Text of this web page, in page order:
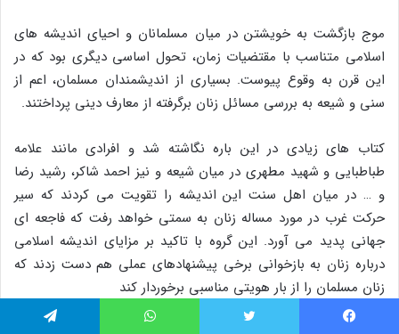
موج بازگشت به خویشتن در میان مسلمانان و احیای اندیشه‌ های
اسلامی متناسب با مقتضیات زمان، تحول اساسی دیگری بود که در
این قرن به وقوع پیوست. بسیاری از اندیشمندان مسلمان، اعم از
سنی و شیعه به بررسی مسائل زنان برگرفته از معارف دینی پرداختند.
کتاب‌ های زیادی در این باره نگاشته شد و افرادی مانند علامه
طباطبایی و شهید مطهری در میان شیعه و نیز احمد شاکر، رشید رضا
و … در میان اهل سنت این اندیشه را تقویت می‌ کردند که سیر
حرکت غرب در مورد مساله زنان به سمتی خواهد رفت که فاجعه‌ ای
جهانی پدید می‌ آورد. این گروه با تاکید بر مزایای اندیشه اسلامی
درباره زنان به بازخوانی برخی پیشنهادهای عملی هم دست زدند که
زنان مسلمان را از بار هویتی مناسبی برخوردار کند